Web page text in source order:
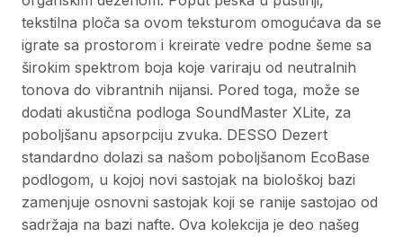
tekstilna ploča sa ovom teksturom omogućava da se
igrate sa prostorom i kreirate vedre podne šeme sa
širokim spektrom boja koje variraju od neutralnih
tonova do vibrantnih nijansi. Pored toga, može se
dodati akustična podloga SoundMaster XLite, za
poboljšanu apsorpciju zvuka. DESSO Dezert
standardno dolazi sa našom poboljšanom EcoBase
podlogom, u kojoj novi sastojak na biološkoj bazi
zamenjuje osnovni sastojak koji se ranije sastojao od
sadržaja na bazi nafte. Ova kolekcija je deo našeg